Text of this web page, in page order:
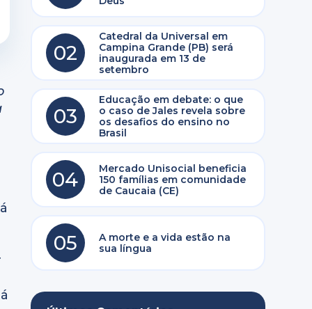
02
Catedral da Universal em
Campina Grande (PB) será
inaugurada em 13 de
setembro
03
Educação em debate: o que
o caso de Jales revela sobre
os desafios do ensino no
Brasil
04
Mercado Unisocial beneficia
150 famílias em comunidade
de Caucaia (CE)
05
A morte e a vida estão na
sua língua